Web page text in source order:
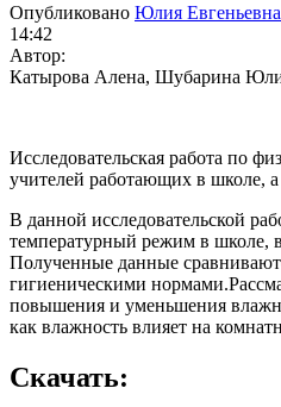
Опубликовано Юлия
14:42
Автор:
Катырова Алена, Шубарина
Исследовательская работа по
учителей работающих в школе,
В данной исследовательской
температурный режим в школе,
Полученные данные
гигиеническими
повышения и уменьшения
как влажность влияет на
Скачать: